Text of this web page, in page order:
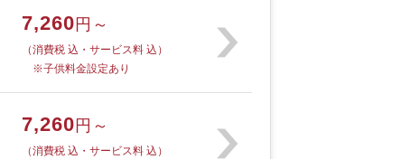
7,260 円～
（消費税 込・サービス料 込）
※子供料金設定あり
7,260 円～
（消費税 込・サービス料 込）